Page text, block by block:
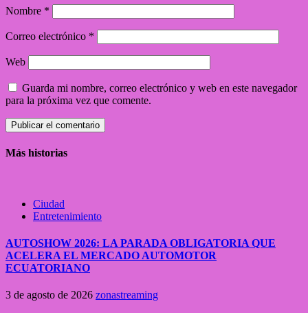
Nombre *
Correo electrónico *
Web
Guarda mi nombre, correo electrónico y web en este navegador
para la próxima vez que comente.
Más historias
Ciudad
Entretenimiento
AUTOSHOW 2026: LA PARADA OBLIGATORIA QUE
ACELERA EL MERCADO AUTOMOTOR
ECUATORIANO
3 de agosto de 2026 zonastreaming